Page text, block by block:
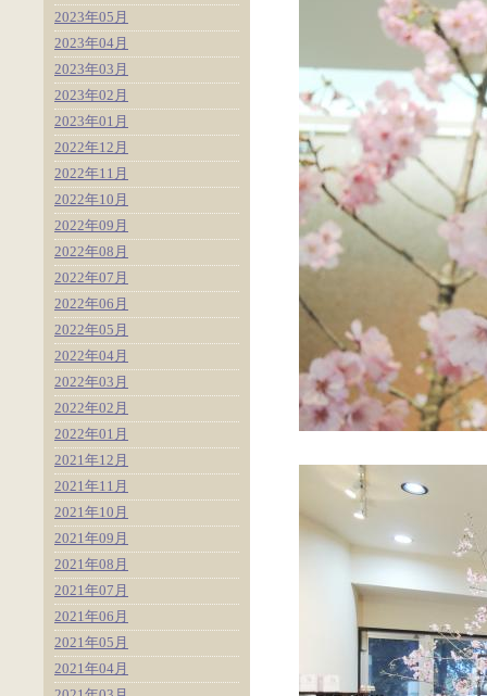
2023年05月
2023年04月
2023年03月
2023年02月
2023年01月
2022年12月
2022年11月
2022年10月
2022年09月
2022年08月
2022年07月
2022年06月
2022年05月
2022年04月
2022年03月
2022年02月
2022年01月
2021年12月
2021年11月
2021年10月
2021年09月
2021年08月
2021年07月
2021年06月
2021年05月
2021年04月